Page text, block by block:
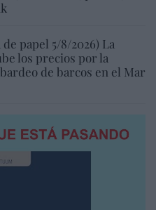
papel 5/8/2026) La
los precios por la
de barcos en el Mar